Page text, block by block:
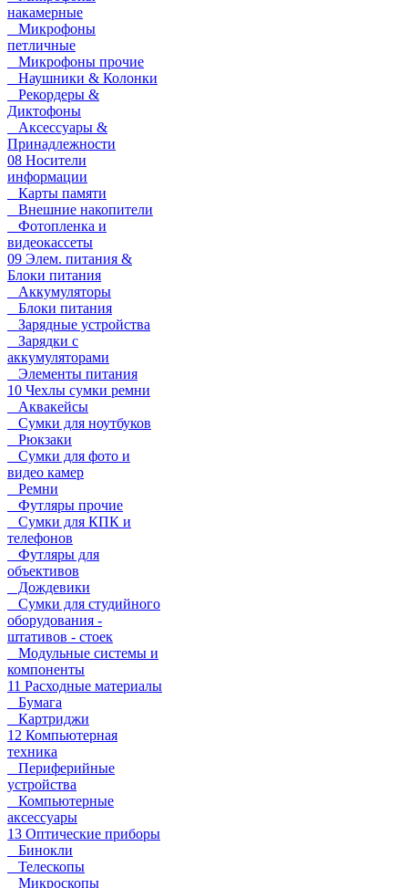
накамерные
Микрофоны
петличные
Микрофоны прочие
Наушники & Колонки
Рекордеры &
Диктофоны
Аксессуары &
Принадлежности
08 Носители
информации
Карты памяти
Внешние накопители
Фотопленка и
видеокассеты
09 Элем. питания &
Блоки питания
Аккумуляторы
Блоки питания
Зарядные устройства
Зарядки с
аккумуляторами
Элементы питания
10 Чехлы сумки ремни
Аквакейсы
Сумки для ноутбуков
Рюкзаки
Сумки для фото и
видео камер
Ремни
Футляры прочие
Сумки для КПК и
телефонов
Футляры для
объективов
Дождевики
Сумки для студийного
оборудования -
штативов - стоек
Модульные системы и
компоненты
11 Расходные материалы
Бумага
Картриджи
12 Компьютерная
техника
Периферийные
устройства
Компьютерные
аксессуары
13 Оптические приборы
Бинокли
Телескопы
Микроскопы